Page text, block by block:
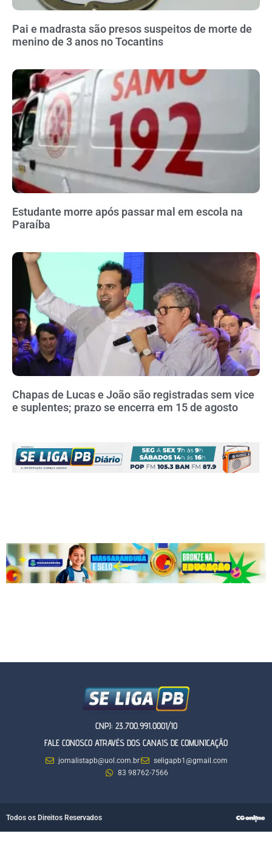
Pai e madrasta são presos suspeitos de morte de
menino de 3 anos no Tocantins
Estudante morre após passar mal em escola na
Paraíba
Chapas de Lucas e João são registradas sem vice
e suplentes; prazo se encerra em 15 de agosto
CNPJ: 23.700.991.0001/10
FALE CONOSCO ATRAVÉS DOS CANAIS DE COMUNICAÇÃO
jornalistapb@uol.com.br
seligapb1@gmail.com
83 98762-7566
Todos os Direitos Reservados